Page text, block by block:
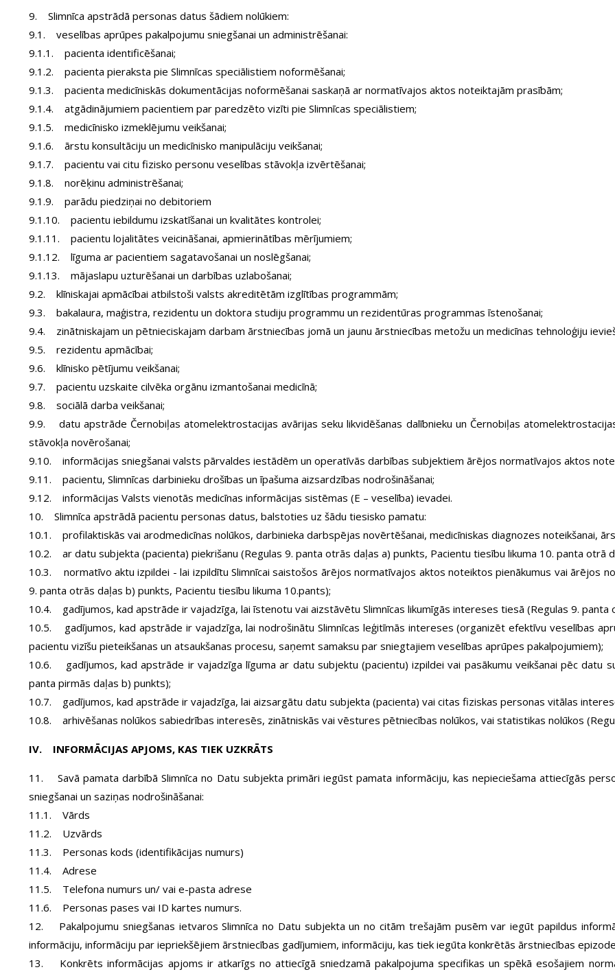
9. Slimnīca apstrādā personas datus šādiem nolūkiem:
9.1. veselības aprūpes pakalpojumu sniegšanai un administrēšanai:
9.1.1. pacienta identificēšanai;
9.1.2. pacienta pieraksta pie Slimnīcas speciālistiem noformēšanai;
9.1.3. pacienta medicīniskās dokumentācijas noformēšanai saskaņā ar normatīvajos aktos noteiktajām prasībām;
9.1.4. atgādinājumiem pacientiem par paredzēto vizīti pie Slimnīcas speciālistiem;
9.1.5. medicīnisko izmeklējumu veikšanai;
9.1.6. ārstu konsultāciju un medicīnisko manipulāciju veikšanai;
9.1.7. pacientu vai citu fizisko personu veselības stāvokļa izvērtēšanai;
9.1.8. norēķinu administrēšanai;
9.1.9. parādu piedziņai no debitoriem
9.1.10. pacientu iebildumu izskatīšanai un kvalitātes kontrolei;
9.1.11. pacientu lojalitātes veicināšanai, apmierinātības mērījumiem;
9.1.12. līguma ar pacientiem sagatavošanai un noslēgšanai;
9.1.13. mājaslapu uzturēšanai un darbības uzlabošanai;
9.2. klīniskajai apmācībai atbilstoši valsts akreditētām izglītības programmām;
9.3. bakalaura, maģistra, rezidentu un doktora studiju programmu un rezidentūras programmas īstenošanai;
9.4. zinātniskajam un pētnieciskajam darbam ārstniecības jomā un jaunu ārstniecības metožu un medicīnas tehnoloģiju
9.5. rezidentu apmācībai;
9.6. klīnisko pētījumu veikšanai;
9.7. pacientu uzskaite cilvēka orgānu izmantošanai medicīnā;
9.8. sociālā darba veikšanai;
9.9. datu apstrāde Černobiļas atomelektrostacijas avārijas seku likvidēšanas dalībnieku un Černobiļas
stāvokļa novērošanai;
9.10. informācijas sniegšanai valsts pārvaldes iestādēm un operatīvās darbības subjektiem ārējos normatīvajos aktos
9.11. pacientu, Slimnīcas darbinieku drošības un īpašuma aizsardzības nodrošināšanai;
9.12. informācijas Valsts vienotās medicīnas informācijas sistēmas (E – veselība) ievadei.
10. Slimnīca apstrādā pacientu personas datus, balstoties uz šādu tiesisko pamatu:
10.1. profilaktiskās vai arodmedicīnas nolūkos, darbinieka darbspējas novērtēšanai, medicīniskas diagnozes noteikšanai,
10.2. ar datu subjekta (pacienta) piekrišanu (Regulas 9. panta otrās daļas a) punkts, Pacientu tiesību likuma 10. panta otrā
10.3. normatīvo aktu izpildei - lai izpildītu Slimnīcai saistošos ārējos normatīvajos aktos noteiktos pienākumus vai ārējos
9. panta otrās daļas b) punkts, Pacientu tiesību likuma 10.pants);
10.4. gadījumos, kad apstrāde ir vajadzīga, lai īstenotu vai aizstāvētu Slimnīcas likumīgās intereses tiesā (Regulas 9. panta
10.5. gadījumos, kad apstrāde ir vajadzīga, lai nodrošinātu Slimnīcas leģitīmās intereses (organizēt efektīvu veselības
pacientu vizīšu pieteikšanas un atsaukšanas procesu, saņemt samaksu par sniegtajiem veselības aprūpes pakalpojumiem);
10.6. gadījumos, kad apstrāde ir vajadzīga līguma ar datu subjektu (pacientu) izpildei vai pasākumu veikšanai pēc datu
panta pirmās daļas b) punkts);
10.7. gadījumos, kad apstrāde ir vajadzīga, lai aizsargātu datu subjekta (pacienta) vai citas fiziskas personas vitālas
10.8. arhivēšanas nolūkos sabiedrības interesēs, zinātniskās vai vēstures pētniecības nolūkos, vai statistikas nolūkos
IV. INFORMĀCIJAS APJOMS, KAS TIEK UZKRĀTS
11. Savā pamata darbībā Slimnīca no Datu subjekta primāri iegūst pamata informāciju, kas nepieciešama attiecīgās
sniegšanai un saziņas nodrošināšanai:
11.1. Vārds
11.2. Uzvārds
11.3. Personas kods (identifikācijas numurs)
11.4. Adrese
11.5. Telefona numurs un/ vai e-pasta adrese
11.6. Personas pases vai ID kartes numurs.
12. Pakalpojumu sniegšanas ietvaros Slimnīca no Datu subjekta un no citām trešajām pusēm var iegūt papildus
informāciju, informāciju par iepriekšējiem ārstniecības gadījumiem, informāciju, kas tiek iegūta konkrētās ārstniecības
13. Konkrēts informācijas apjoms ir atkarīgs no attiecīgā sniedzamā pakalpojuma specifikas un spēkā esošajiem